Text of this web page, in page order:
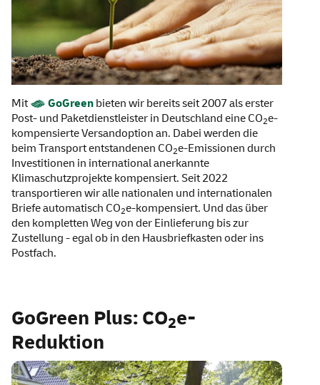
Mit GoGreen bieten wir bereits seit 2007 als erster
Post- und Paketdienstleister in Deutschland eine CO2e-
kompensierte Versandoption an. Dabei werden die
beim Transport entstandenen CO2e-Emissionen durch
Investitionen in international anerkannte
Klimaschutzprojekte kompensiert. Seit 2022
transportieren wir alle nationalen und internationalen
Briefe automatisch CO2e-kompensiert. Und das über
den kompletten Weg von der Einlieferung bis zur
Zustellung - egal ob in den Hausbriefkasten oder ins
Postfach.
GoGreen Plus: CO2e-
Reduktion